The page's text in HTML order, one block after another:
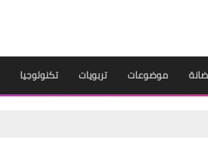
موضوعات تربويات تكنولوجيا